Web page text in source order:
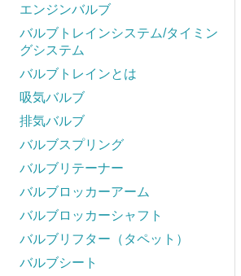
エンジンバルブ
バルブトレインシステム/タイミン
グシステム
バルブトレインとは
吸気バルブ
排気バルブ
バルブスプリング
バルブリテーナー
バルブロッカーアーム
バルブロッカーシャフト
バルブリフター（タペット）
バルブシート